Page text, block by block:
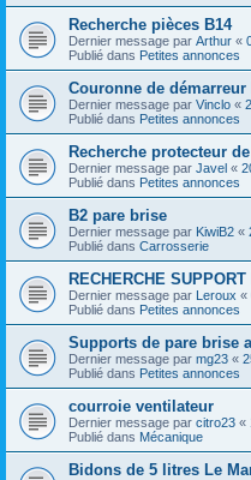
Recherche pièces B14
Dernier message par Arthur «
Publié dans Petites annonces
Couronne de démarreur
Dernier message par Vinclo «
Publié dans Petites annonces
Recherche protecteur
Dernier message par Javel «
Publié dans Petites annonces
B2 pare brise
Dernier message par KiwiB2 «
Publié dans Carrosserie
RECHERCHE
Dernier message par Leroux «
Publié dans Petites annonces
Supports de pare brise
Dernier message par mg23 «
Publié dans Petites annonces
courroie ventilateur
Dernier message par citro23 «
Publié dans Mécanique
Bidons de 5 litres Le